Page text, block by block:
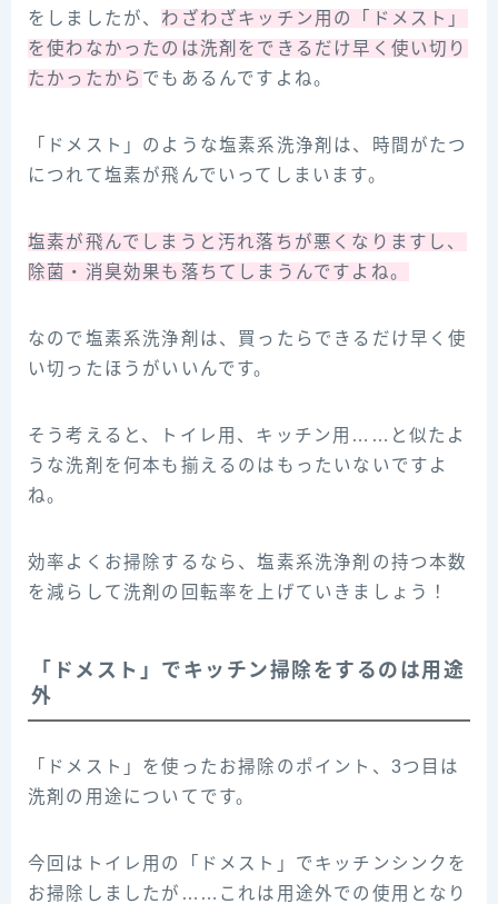
をしましたが、 わざわざキッチン用の「ドメスト」
を使わなかったのは洗剤をできるだけ早く使い切り
たかったから でもあるんですよね。
「ドメスト」のような塩素系洗浄剤は、時間がたつ
につれて塩素が飛んでいってしまいます。
塩素が飛んでしまうと汚れ落ちが悪くなりますし、
除菌・消臭効果も落ちてしまうんですよね。
なので塩素系洗浄剤は、買ったらできるだけ早く使
い切ったほうがいいんです。
そう考えると、トイレ用、キッチン用……と似たよ
うな洗剤を何本も揃えるのはもったいないですよ
ね。
効率よくお掃除するなら、塩素系洗浄剤の持つ本数
を減らして洗剤の回転率を上げていきましょう！
「ドメスト」でキッチン掃除をするのは用途
外
「ドメスト」を使ったお掃除のポイント、3つ目は
洗剤の用途についてです。
今回はトイレ用の「ドメスト」でキッチンシンクを
お掃除しましたが……これは用途外での使用となり